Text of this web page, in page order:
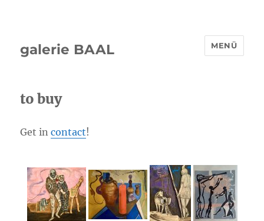
galerie BAAL MENÜ
to buy
Get incontact!